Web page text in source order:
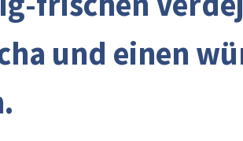
und einen